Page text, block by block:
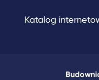
Katalog